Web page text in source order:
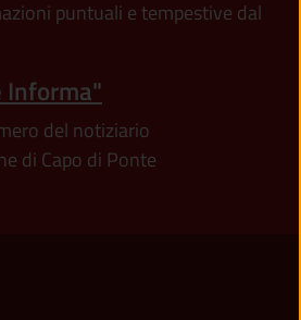
puntuali e tempestive dal
Informa"
del notiziario
di Capo di Ponte